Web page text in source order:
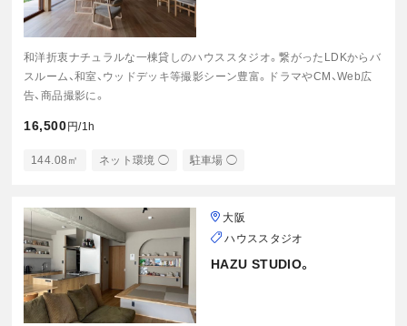
和洋折衷ナチュラルな一棟貸しのハウススタジオ。繋がったLDKからバ
スルーム、和室、ウッドデッキ等撮影シーン豊富。ドラマやCM、Web広
告、商品撮影に。
16,500円/1h
144.08㎡ ネット環境 ◯ 駐車場 ◯
大阪
ハウススタジオ
HAZU STUDIO。